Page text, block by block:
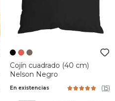
Cojín cuadrado (40 cm)
Nelson Negro
En existencias (15)